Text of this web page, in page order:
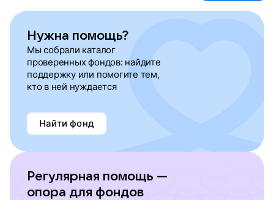
Нужна помощь?
Мы собрали каталог
проверенных фондов: найдите
поддержку или помогите тем,
кто в ней нуждается
Найти фонд
Регулярная помощь —
опора для фондов